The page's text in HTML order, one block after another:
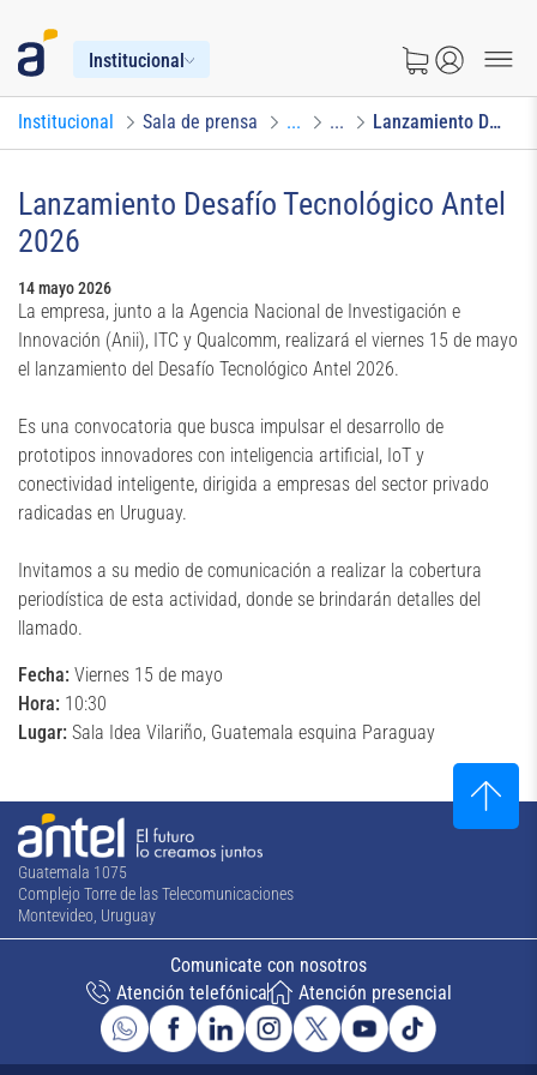
Institucional
Institucional Sala de prensa ... ... Lanzamiento Desafío Tecnológico Antel 2026
Lanzamiento Desafío Tecnológico Antel
2026
14 mayo 2026
La empresa, junto a la Agencia Nacional de Investigación e
Innovación (Anii), ITC y Qualcomm, realizará el viernes 15 de mayo
el lanzamiento del Desafío Tecnológico Antel 2026.
Es una convocatoria que busca impulsar el desarrollo de
prototipos innovadores con inteligencia artificial, IoT y
conectividad inteligente, dirigida a empresas del sector privado
radicadas en Uruguay.
Invitamos a su medio de comunicación a realizar la cobertura
periodística de esta actividad, donde se brindarán detalles del
llamado.
Fecha: Viernes 15 de mayo
Hora: 10:30
Lugar: Sala Idea Vilariño, Guatemala esquina Paraguay
Guatemala 1075
Complejo Torre de las Telecomunicaciones
Montevideo, Uruguay
Comunicate con nosotros
Atención telefónica
Atención presencial